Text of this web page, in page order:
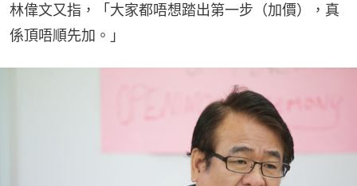
林偉文又指，「大家都唔想踏出第一步（加價），真
係頂唔順先加。」